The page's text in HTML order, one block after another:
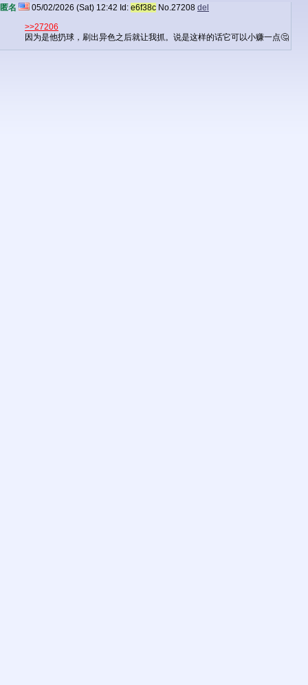
匿名 05/02/2026 (Sat) 12:42 Id: e6f38c No.27208 del
>>27206
因为是他扔球，刷出异色之后就让我抓。说是这样的话它可以小赚一点🤔